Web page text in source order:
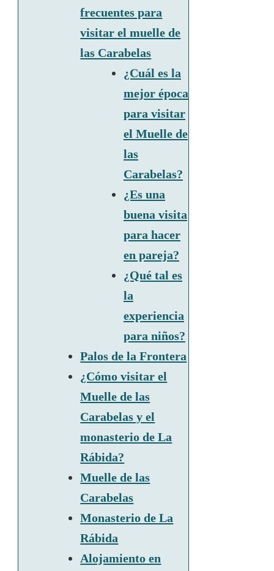
frecuentes para
visitar el muelle de
las Carabelas
¿Cuál es la
mejor época
para visitar
el Muelle de
las
Carabelas?
¿Es una
buena visita
para hacer
en pareja?
¿Qué tal es
la
experiencia
para niños?
Palos de la Frontera
¿Cómo visitar el
Muelle de las
Carabelas y el
monasterio de La
Rábida?
Muelle de las
Carabelas
Monasterio de La
Rábida
Alojamiento en